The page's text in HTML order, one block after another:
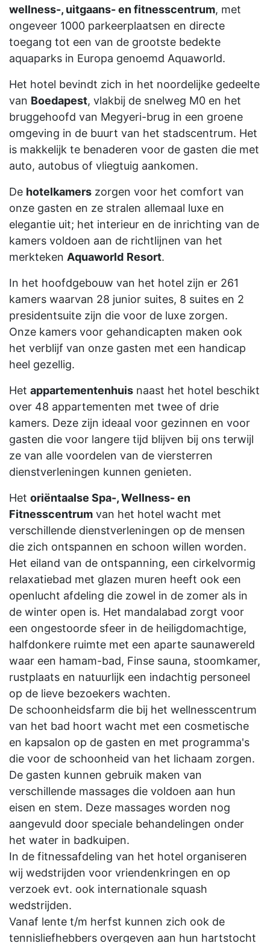
wellness-, uitgaans- en fitnesscentrum, met
ongeveer 1000 parkeerplaatsen en directe
toegang tot een van de grootste bedekte
aquaparks in Europa genoemd Aquaworld.
Het hotel bevindt zich in het noordelijke gedeelte
van Boedapest, vlakbij de snelweg M0 en het
bruggehoofd van Megyeri-brug in een groene
omgeving in de buurt van het stadscentrum. Het
is makkelijk te benaderen voor de gasten die met
auto, autobus of vliegtuig aankomen.
De hotelkamers zorgen voor het comfort van
onze gasten en ze stralen allemaal luxe en
elegantie uit; het interieur en de inrichting van de
kamers voldoen aan de richtlijnen van het
merkteken Aquaworld Resort.
In het hoofdgebouw van het hotel zijn er 261
kamers waarvan 28 junior suites, 8 suites en 2
presidentsuite zijn die voor de luxe zorgen.
Onze kamers voor gehandicapten maken ook
het verblijf van onze gasten met een handicap
heel gezellig.
Het appartementenhuis naast het hotel beschikt
over 48 appartementen met twee of drie
kamers. Deze zijn ideaal voor gezinnen en voor
gasten die voor langere tijd blijven bij ons terwijl
ze van alle voordelen van de viersterren
dienstverleningen kunnen genieten.
Het oriëntaalse Spa-, Wellness- en
Fitnesscentrum van het hotel wacht met
verschillende dienstverleningen op de mensen
die zich ontspannen en schoon willen worden.
Het eiland van de ontspanning, een cirkelvormig
relaxatiebad met glazen muren heeft ook een
openlucht afdeling die zowel in de zomer als in
de winter open is. Het mandalabad zorgt voor
een ongestoorde sfeer in de heiligdomachtige,
halfdonkere ruimte met een aparte saunawereld
waar een hamam-bad, Finse sauna, stoomkamer,
rustplaats en natuurlijk een indachtig personeel
op de lieve bezoekers wachten.
De schoonheidsfarm die bij het wellnesscentrum
van het bad hoort wacht met een cosmetische
en kapsalon op de gasten en met programma's
die voor de schoonheid van het lichaam zorgen.
De gasten kunnen gebruik maken van
verschillende massages die voldoen aan hun
eisen en stem. Deze massages worden nog
aangevuld door speciale behandelingen onder
het water in badkuipen.
In de fitnessafdeling van het hotel organiseren
wij wedstrijden voor vriendenkringen en op
verzoek evt. ook internationale squash
wedstrijden.
Vanaf lente t/m herfst kunnen zich ook de
tennisliefhebbers overgeven aan hun hartstocht